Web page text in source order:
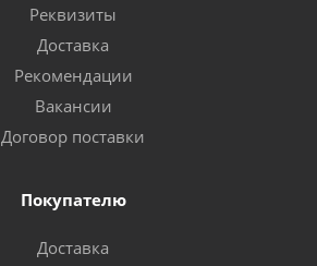
Реквизиты
Доставка
Рекомендации
Вакансии
Договор поставки
Покупателю
Доставка